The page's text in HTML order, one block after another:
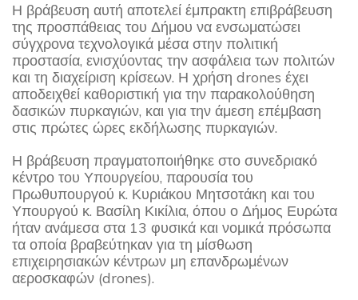
Η βράβευση αυτή αποτελεί έμπρακτη επιβράβευση
της προσπάθειας του Δήμου να ενσωματώσει
σύγχρονα τεχνολογικά μέσα στην πολιτική
προστασία, ενισχύοντας την ασφάλεια των πολιτών
και τη διαχείριση κρίσεων. Η χρήση drones έχει
αποδειχθεί καθοριστική για την παρακολούθηση
δασικών πυρκαγιών, και για την άμεση επέμβαση
στις πρώτες ώρες εκδήλωσης πυρκαγιών.
Η βράβευση πραγματοποιήθηκε στο συνεδριακό
κέντρο του Υπουργείου, παρουσία του
Πρωθυπουργού κ. Κυριάκου Μητσοτάκη και του
Υπουργού κ. Βασίλη Κικίλια, όπου ο Δήμος Ευρώτα
ήταν ανάμεσα στα 13 φυσικά και νομικά πρόσωπα
τα οποία βραβεύτηκαν για τη μίσθωση
επιχειρησιακών κέντρων μη επανδρωμένων
αεροσκαφών (drones).